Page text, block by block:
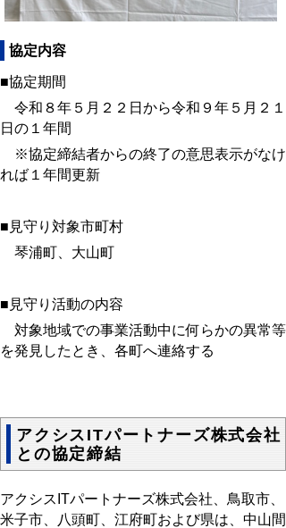
協定内容
■協定期間
令和８年５月２２日から令和９年５月２１
日の１年間
※協定締結者からの終了の意思表示がなけ
れば１年間更新
■見守り対象市町村
琴浦町、大山町
■見守り活動の内容
対象地域での事業活動中に何らかの異常等
を発見したとき、各町へ連絡する
アクシスITパートナーズ株式会社
との協定締結
アクシスITパートナーズ株式会社、鳥取市、
米子市、八頭町、江府町および県は、中山間